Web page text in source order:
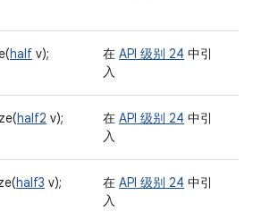
half v); 在 API 级别 24 中引
入
half2 v); 在 API 级别 24 中引
入
half3 v); 在 API 级别 24 中引
入